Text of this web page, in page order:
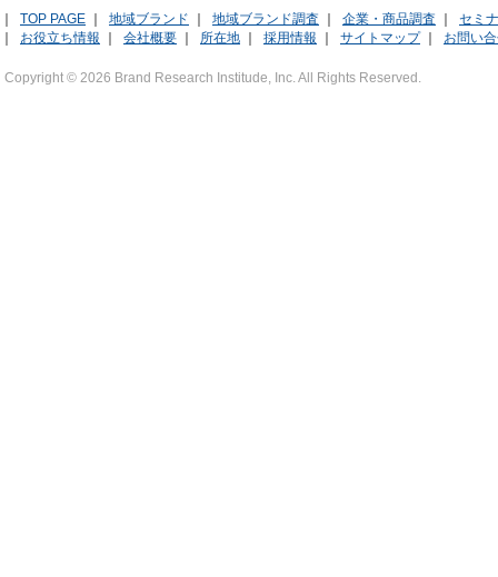
TOP PAGE 地域ブランド 地域ブランド調査 企業・商品調査
セミ
お役立ち情報 会社概要 所在地 採用情報 サイトマップ｜ お問い
Copyright © 2026 Brand Research Institude, Inc. All Rights Reserved.